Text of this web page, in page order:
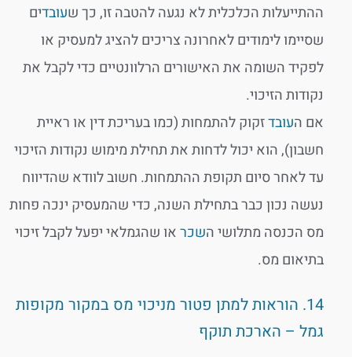
ההתייעלות הכלכלית לא נגעה להטבה זו, כך שעובדים
שסיימו לימודים לאחרונה צריכים להציג למעסיק או
לפקיד השומה את האישורים הרלוונטיים כדי לקבל את
נקודות הזיכוי.
אם העובדזקוק להתמחות (כמו בעריכת דין או ראיית
חשבון), הוא יכול לדחות את תחילת מימוש נקודות הזיכוי
עד לאחר סיום תקופת ההתמחות. חשוב לוודא שהדיווח
נעשה נכון כבר בתחילת השנה, כדי שהמעסיק ינכה פחות
מס הכנסה מתלושי השכראו שהגמלאי יפעל לקבל זיכוי
בתיאום מס.
14. הוראות למתן פטור מניכוי מס במקור מקופות
גמל – הארכת תוקף